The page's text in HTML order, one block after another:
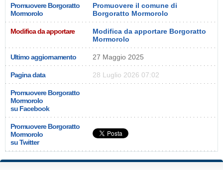
Promuovere Borgoratto
Mormorolo
Promuovere il comune di
Borgoratto Mormorolo
Modifica da apportare
Modifica da apportare Borgoratto
Mormorolo
Ultimo aggiornamento 27 Maggio 2025
Pagina data 28 Luglio 2026 07:02
Promuovere Borgoratto
Mormorolo
su Facebook
Promuovere Borgoratto
Mormorolo
su Twitter